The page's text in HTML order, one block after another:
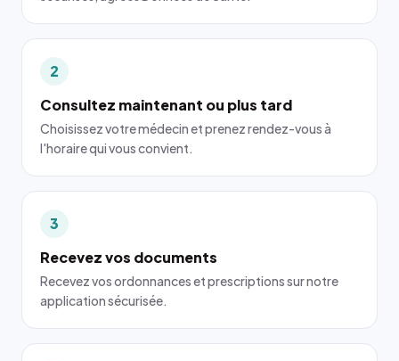
2
Consultez maintenant ou plus tard
Choisissez votre médecin et prenez rendez-vous à
l'horaire qui vous convient.
3
Recevez vos documents
Recevez vos ordonnances et prescriptions sur notre
application sécurisée.